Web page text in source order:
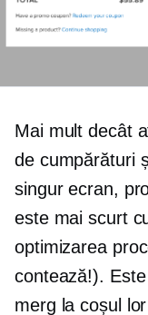
Mai mult decât
de cumpărături
singur ecran,
este mai scurt
optimizarea
contează!).
merg la coșul